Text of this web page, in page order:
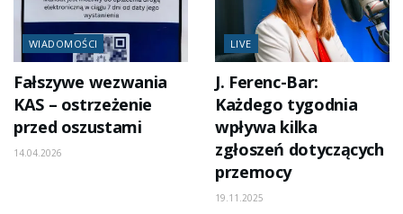
WIADOMOŚCI
Fałszywe wezwania
KAS – ostrzeżenie
przed oszustami
14.04.2026
LIVE
J. Ferenc-Bar:
Każdego tygodnia
wpływa kilka
zgłoszeń dotyczących
przemocy
19.11.2025